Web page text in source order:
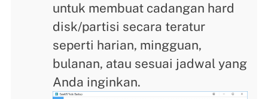
untuk membuat cadangan hard
disk/partisi secara teratur
seperti harian, mingguan,
bulanan, atau sesuai jadwal yang
Anda inginkan.